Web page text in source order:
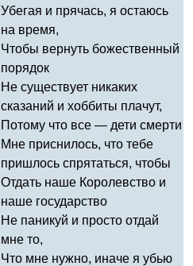
Убегая и прячась, я остаюсь
на время,
Чтобы вернуть божественный
порядок
Не существует никаких
сказаний и хоббиты плачут,
Потому что все — дети смерти
Мне приснилось, что тебе
пришлось спрятаться, чтобы
Отдать наше Королевство и
наше государство
Не паникуй и просто отдай
мне то,
Что мне нужно, иначе я убью